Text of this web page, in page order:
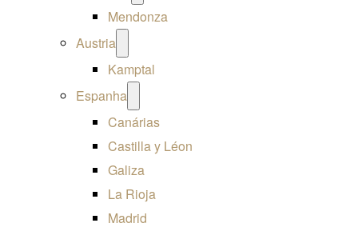
menu
Mendonza
Austria
menu
Kamptal
Espanha
menu
Canárias
Castilla y Léon
Galiza
La Rioja
Madrid